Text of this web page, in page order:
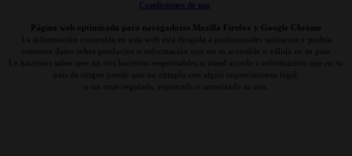
Condiciones de uso
Página web optimizada para navegadores Mozilla Firefox y Google Chrome
La información contenida en esta web está dirigida a profesionales sanitarios y podría
contener datos sobre productos o información que no es accesible o válida en su país.
Le hacemos saber que no nos hacemos responsables si usted accede a información que en su
país de origen puede que no cumpla con algún requerimiento legal,
o no estar regulada, registrada o autorizado su uso.